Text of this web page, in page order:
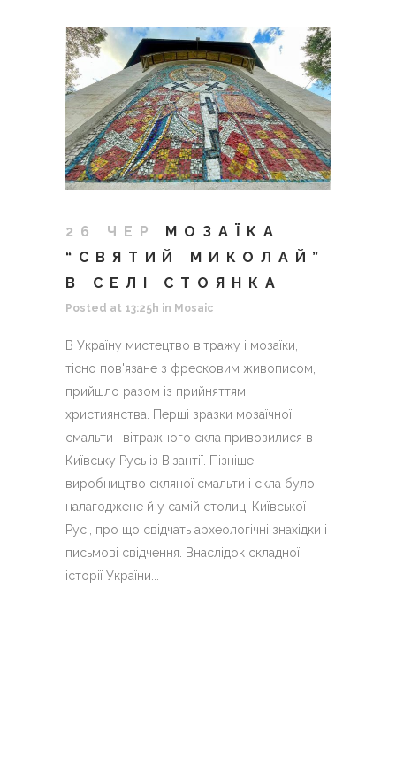
26 ЧЕР
МОЗАЇКА
“СВЯТИЙ МИКОЛАЙ”
В СЕЛІ СТОЯНКА
Posted at 13:25h in Mosaic
В Україну мистецтво вітражу і мозаїки,
тісно пов'язане з фресковим живописом,
прийшло разом із прийняттям
християнства. Перші зразки мозаїчної
смальти і вітражного скла привозилися в
Київську Русь із Візантії. Пізніше
виробництво скляної смальти і скла було
налагоджене й у самій столиці Київської
Русі, про що свідчать археологічні знахідки і
письмові свідчення. Внаслідок складної
історії України...